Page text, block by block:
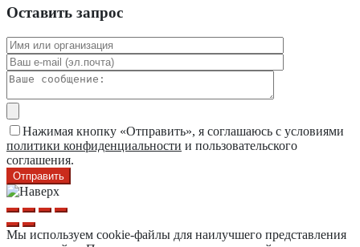
Оставить запрос
Нажимая кнопку «Отправить», я соглашаюсь с условиями
политики конфиденциальности и пользовательского
соглашения.
Мы используем cookie-файлы для наилучшего представления